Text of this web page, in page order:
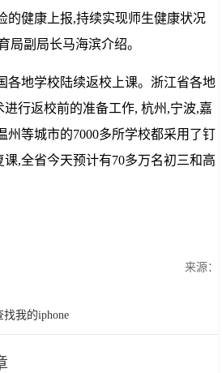
的健康上报,持续实现师生健康状况
局副局长马海滨介绍。
各地学校陆续返校上课。浙江省各地
行返校前的准备工作, 杭州,宁波,嘉
州等城市的7000多所学校都采用了钉
,全省今天预计有70多万名初三和高
来源：
找我的iphone